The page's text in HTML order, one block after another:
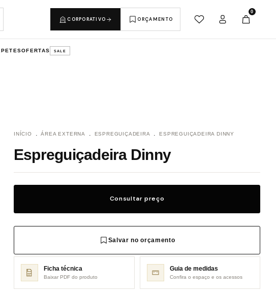
CORPORATIVO ORÇAMENTO
0
OFERTAS SALE
INÍCIO ÁREA EXTERNA ESPREGUIÇADEIRA ESPREGUIÇADEIRA DINNY
Espreguiçadeira Dinny
Salvar no orçamento
Ficha técnica
Baixar PDF do produto
Guia de medidas
Confira o espaço e os acessos